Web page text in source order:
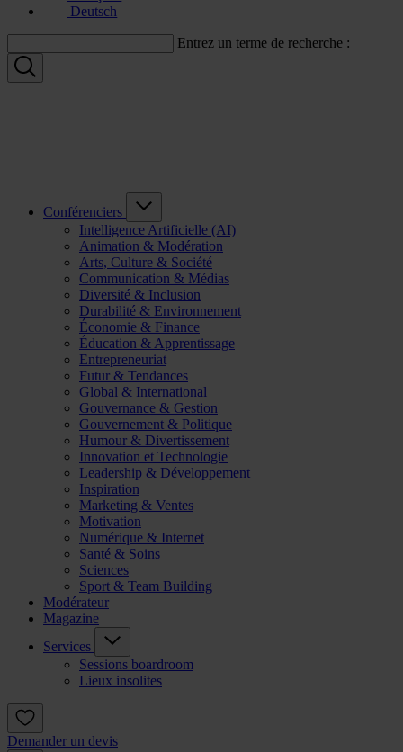
Deutsch
Entrez un terme de recherche :
Conférenciers
Intelligence Artificielle (AI)
Animation & Modération
Arts, Culture & Société
Communication & Médias
Diversité & Inclusion
Durabilité & Environnement
Économie & Finance
Éducation & Apprentissage
Entrepreneuriat
Futur & Tendances
Global & International
Gouvernance & Gestion
Gouvernement & Politique
Humour & Divertissement
Innovation et Technologie
Leadership & Développement
Inspiration
Marketing & Ventes
Motivation
Numérique & Internet
Santé & Soins
Sciences
Sport & Team Building
Modérateur
Magazine
Services
Sessions boardroom
Lieux insolites
Demander un devis